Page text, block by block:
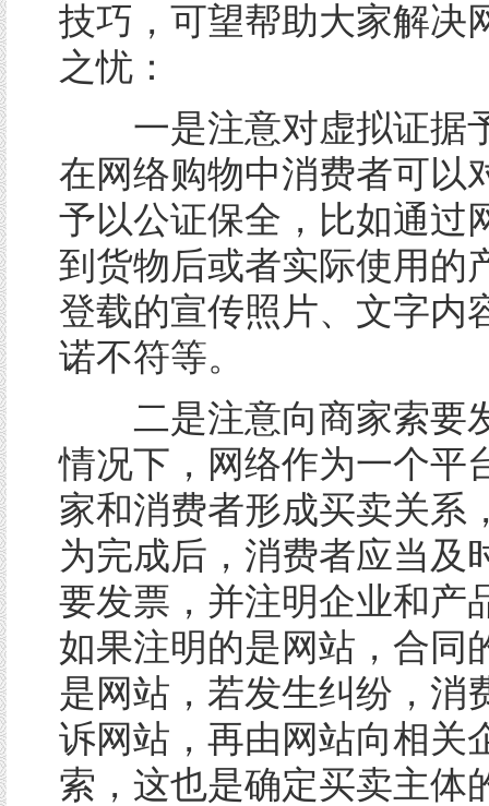
技巧，可望帮助大家解决
之忧：
一是注意对虚拟证据
在网络购物中消费者可以
予以公证保全，比如通过
到货物后或者实际使用的
登载的宣传照片、文字内
诺不符等。
二是注意向商家索要
情况下，网络作为一个平
家和消费者形成买卖关系
为完成后，消费者应当及
要发票，并注明企业和产
如果注明的是网站，合同
是网站，若发生纠纷，消
诉网站，再由网站向相关
索，这也是确定买卖主体